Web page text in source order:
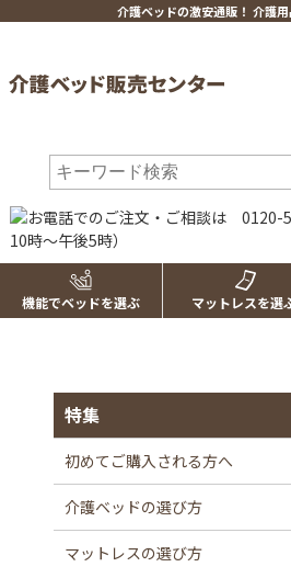
介護ベッドの激安通販！ 介護
機能でベッドを選ぶ マットレスを選
特集
初めてご購入される方へ
介護ベッドの選び方
マットレスの選び方